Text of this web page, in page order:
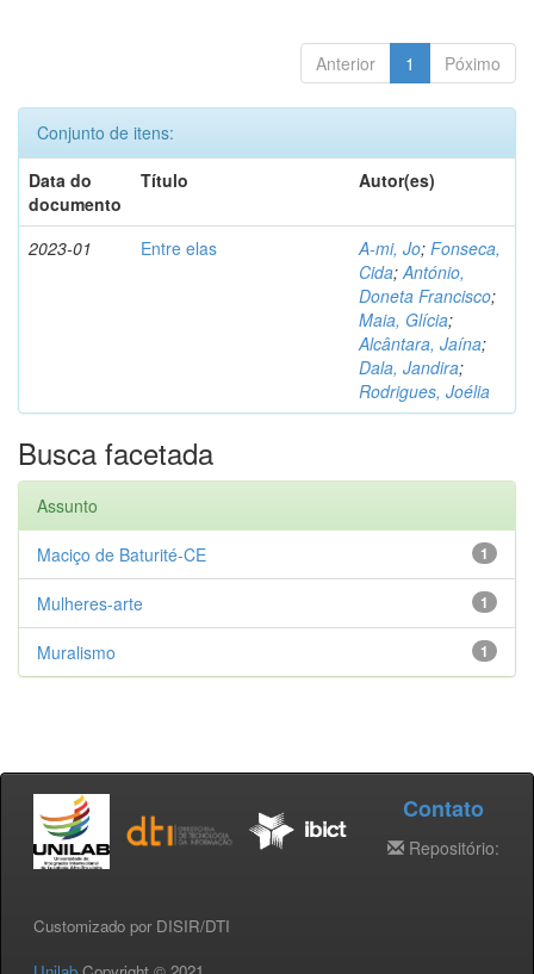
Anterior 1 Póximo
Conjunto de itens:
Data do
documento
Título Autor(es)
2023-01 Entre elas A-mi, Jo; Fonseca,
Cida;António,
Doneta Francisco;
Maia, Glícia;
Alcântara, Jaína;
Dala, Jandira;
Rodrigues, Joélia
Busca facetada
Assunto
1
Maciço de Baturité-CE
1
Mulheres-arte
1
Muralismo
Customizado por DISIR/DTI
Contato
Repositório: